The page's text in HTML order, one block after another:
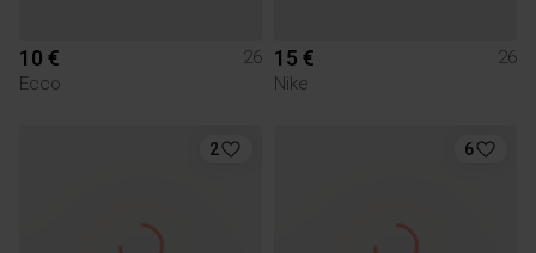
10 €
26
Ecco
15 €
26
Nike
2 6